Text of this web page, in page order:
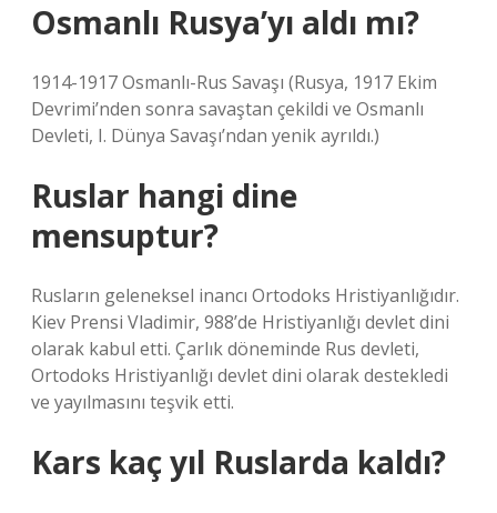
Osmanlı Rusya’yı aldı mı?
1914-1917 Osmanlı-Rus Savaşı (Rusya, 1917 Ekim
Devrimi’nden sonra savaştan çekildi ve Osmanlı
Devleti, I. Dünya Savaşı’ndan yenik ayrıldı.)
Ruslar hangi dine
mensuptur?
Rusların geleneksel inancı Ortodoks Hristiyanlığıdır.
Kiev Prensi Vladimir, 988’de Hristiyanlığı devlet dini
olarak kabul etti. Çarlık döneminde Rus devleti,
Ortodoks Hristiyanlığı devlet dini olarak destekledi
ve yayılmasını teşvik etti.
Kars kaç yıl Ruslarda kaldı?